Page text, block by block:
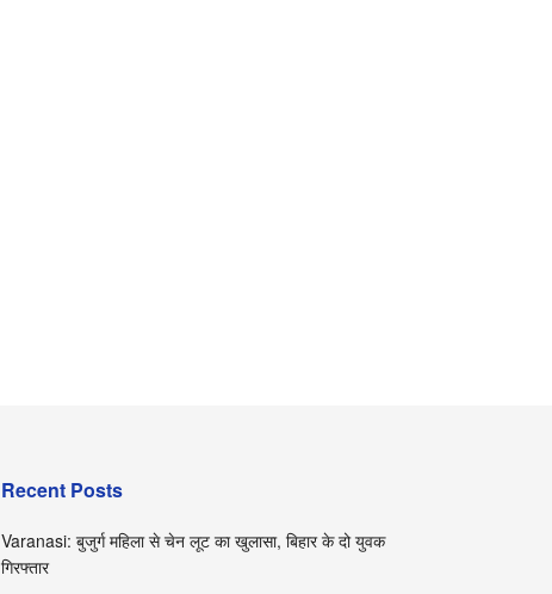
Recent Posts
Varanasi: बुजुर्ग महिला से चेन लूट का खुलासा, बिहार के दो युवक
गिरफ्तार